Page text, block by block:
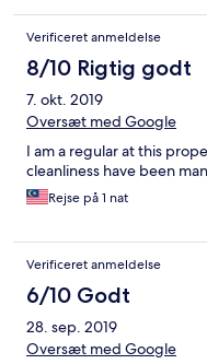
Verificeret anmeldelse
8/10 Rigtig godt
7. okt. 2019
Oversæt med Google
I am a regular at this
cleanliness have been
Rejse på 1 nat
Verificeret anmeldelse
6/10 Godt
28. sep. 2019
Oversæt med Google